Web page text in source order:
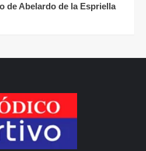
de Abelardo de la Espriella